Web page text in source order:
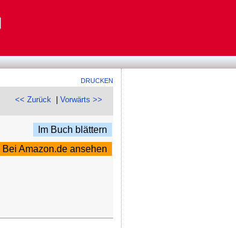
DRUCKEN
<< Zurück |Vorwärts >>
Im Buch blättern
Bei Amazon.de ansehen